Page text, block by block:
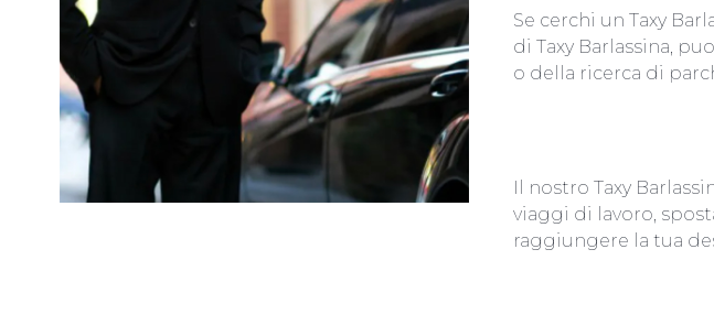
Se cerchi un Taxy
di Taxy Barlassina,
o della ricerca di
Il nostro Taxy
viaggi di lavoro,
raggiungere la tua